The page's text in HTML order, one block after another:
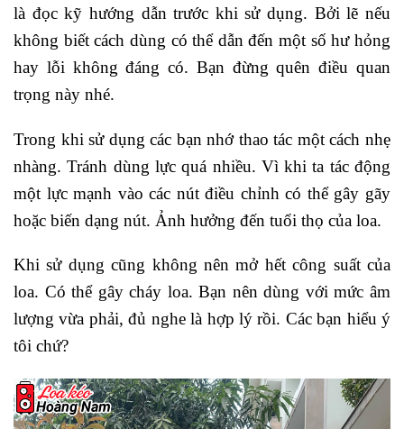
là đọc kỹ hướng dẫn trước khi sử dụng. Bởi lẽ nếu
không biết cách dùng có thể dẫn đến một số hư hỏng
hay lỗi không đáng có. Bạn đừng quên điều quan
trọng này nhé.
Trong khi sử dụng các bạn nhớ thao tác một cách nhẹ
nhàng. Tránh dùng lực quá nhiều. Vì khi ta tác động
một lực mạnh vào các nút điều chỉnh có thể gây gãy
hoặc biến dạng nút. Ảnh hưởng đến tuổi thọ của loa.
Khi sử dụng cũng không nên mở hết công suất của
loa. Có thể gây cháy loa. Bạn nên dùng với mức âm
lượng vừa phải, đủ nghe là hợp lý rồi. Các bạn hiểu ý
tôi chứ?